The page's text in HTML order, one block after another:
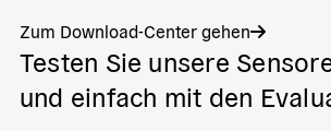
Zum Download-Center gehen
Testen Sie unsere
und einfach mit den